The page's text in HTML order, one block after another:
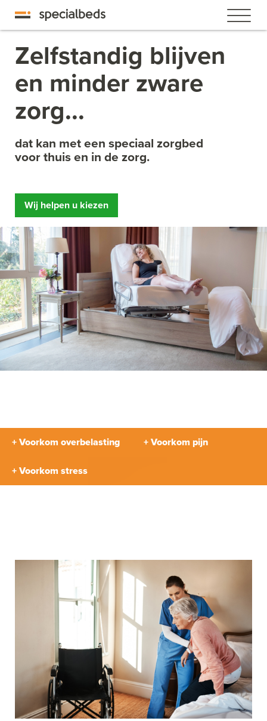
Zelfstandig blijven
en minder zware
zorg...
dat kan met een speciaal zorgbed
voor thuis en in de zorg.
Wij helpen u kiezen
+ Voorkom overbelasting + Voorkom pijn
+ Voorkom stress